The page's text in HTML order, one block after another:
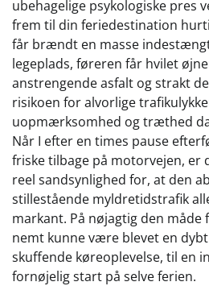
ubehagelige psykologiske pres
frem til din feriedestination
får brændt en masse
legeplads, føreren får hvilet
anstrengende asfalt og strakt
risikoen for alvorlige
uopmærksomhed og træthed
Når I efter en times pause
friske tilbage på motorvejen, er
reel sandsynlighed for, at den
stillestående myldretidstrafik
markant. På nøjagtig den måde
nemt kunne være blevet en
skuffende køreoplevelse, til en
fornøjelig start på selve ferien.